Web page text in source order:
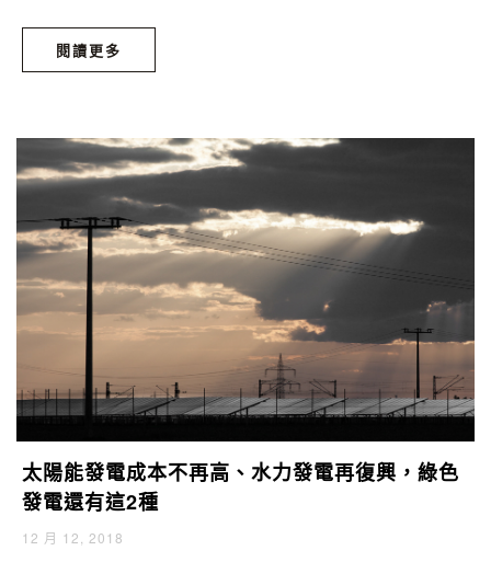
更多對環保有心的人們在各方面更靠近永續環境，也是環保志
士你與我的責任。其實不只能源能源與回收，我們生活中各處
都可見到環保的蹤跡！以下幾種環保標章，你可知道它是什麼
閱讀更多
太陽能發電成本不再高、水力發電再復興，綠色
發電還有這2種
12 月 12, 2018